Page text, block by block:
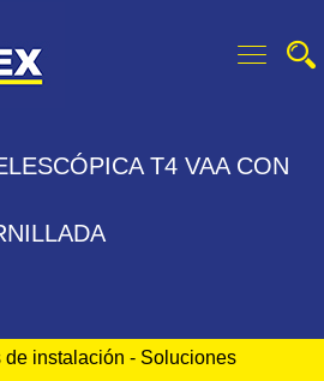
T4 VAA CON
de instalación - Soluciones